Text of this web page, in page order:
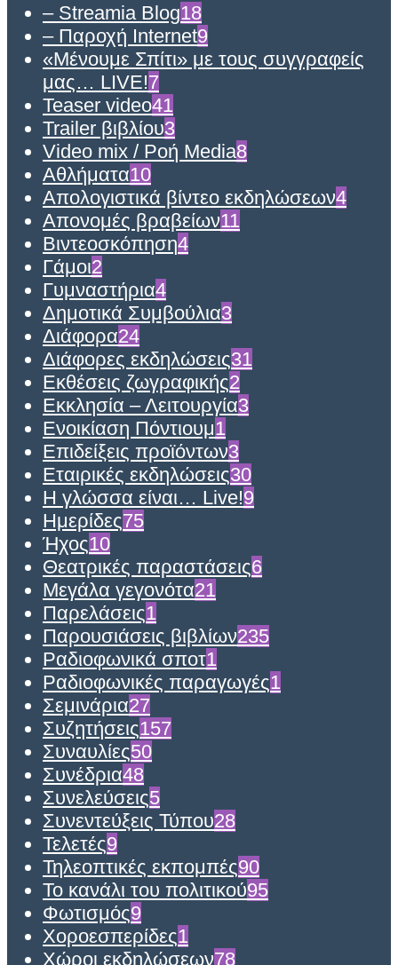
– Streamia Blog18
– Παροχή Internet9
«Μένουμε Σπίτι» με τους συγγραφείς
μας… LIVE!7
Teaser video41
Trailer βιβλίου3
Video mix / Ροή Media8
Αθλήματα10
Απολογιστικά βίντεο εκδηλώσεων4
Απονομές βραβείων11
Βιντεοσκόπηση4
Γάμοι2
Γυμναστήρια4
Δημοτικά Συμβούλια3
Διάφορα24
Διάφορες εκδηλώσεις31
Εκθέσεις ζωγραφικής2
Εκκλησία – Λειτουργία3
Ενοικίαση Πόντιουμ1
Επιδείξεις προϊόντων3
Εταιρικές εκδηλώσεις30
Η γλώσσα είναι… Live!9
Ημερίδες75
Ήχος10
Θεατρικές παραστάσεις6
Μεγάλα γεγονότα21
Παρελάσεις1
Παρουσιάσεις βιβλίων235
Ραδιοφωνικά σποτ1
Ραδιοφωνικές παραγωγές1
Σεμινάρια27
Συζητήσεις157
Συναυλίες50
Συνέδρια48
Συνελεύσεις5
Συνεντεύξεις Τύπου28
Τελετές9
Τηλεοπτικές εκπομπές90
Το κανάλι του πολιτικού95
Φωτισμός9
Χοροεσπερίδες1
Χώροι εκδηλώσεων78